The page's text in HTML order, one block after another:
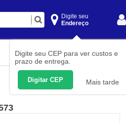
Digite seu
Endereço
Digite seu CEP para ver custos e
prazo de entrega.
Digitar CEP Mais tarde
Construção Civil
Medição